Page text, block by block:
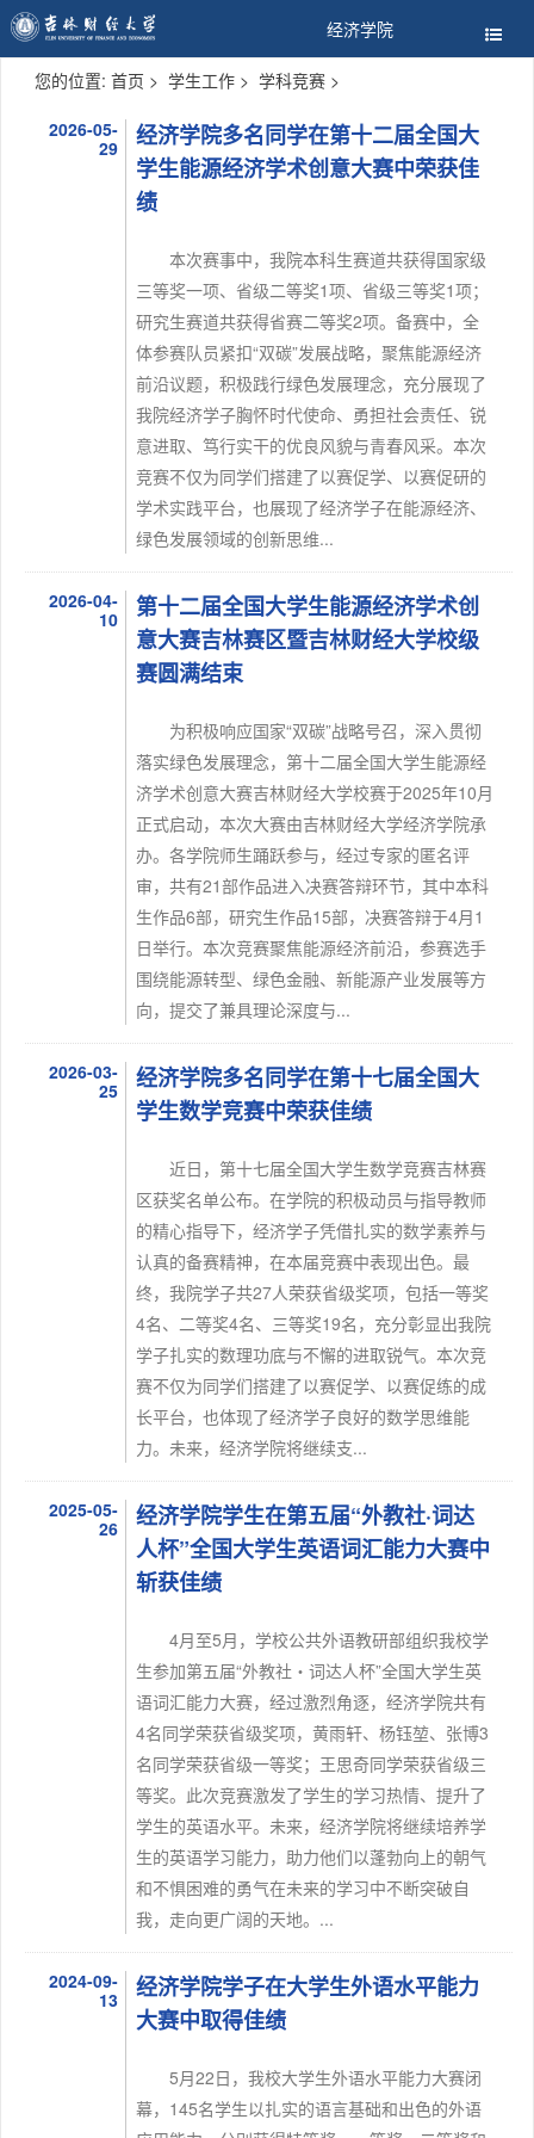
经济学院
您的位置: 首页 > 学生工作 > 学科竞赛 >
2026-05-
29
经济学院多名同学在第十二届全国大
学生能源经济学术创意大赛中荣获佳
绩
本次赛事中，我院本科生赛道共获得国家级
三等奖一项、省级二等奖1项、省级三等奖1项；
研究生赛道共获得省赛二等奖2项。备赛中，全
体参赛队员紧扣“双碳”发展战略，聚焦能源经济
前沿议题，积极践行绿色发展理念，充分展现了
我院经济学子胸怀时代使命、勇担社会责任、锐
意进取、笃行实干的优良风貌与青春风采。本次
竞赛不仅为同学们搭建了以赛促学、以赛促研的
学术实践平台，也展现了经济学子在能源经济、
绿色发展领域的创新思维...
2026-04-
10
第十二届全国大学生能源经济学术创
意大赛吉林赛区暨吉林财经大学校级
赛圆满结束
为积极响应国家“双碳”战略号召，深入贯彻
落实绿色发展理念，第十二届全国大学生能源经
济学术创意大赛吉林财经大学校赛于2025年10月
正式启动，本次大赛由吉林财经大学经济学院承
办。各学院师生踊跃参与，经过专家的匿名评
审，共有21部作品进入决赛答辩环节，其中本科
生作品6部，研究生作品15部，决赛答辩于4月1
日举行。本次竞赛聚焦能源经济前沿，参赛选手
围绕能源转型、绿色金融、新能源产业发展等方
向，提交了兼具理论深度与...
2026-03-
25
经济学院多名同学在第十七届全国大
学生数学竞赛中荣获佳绩
近日，第十七届全国大学生数学竞赛吉林赛
区获奖名单公布。在学院的积极动员与指导教师
的精心指导下，经济学子凭借扎实的数学素养与
认真的备赛精神，在本届竞赛中表现出色。最
终，我院学子共27人荣获省级奖项，包括一等奖
4名、二等奖4名、三等奖19名，充分彰显出我院
学子扎实的数理功底与不懈的进取锐气。本次竞
赛不仅为同学们搭建了以赛促学、以赛促练的成
长平台，也体现了经济学子良好的数学思维能
力。未来，经济学院将继续支...
2025-05-
26
经济学院学生在第五届“外教社·词达
人杯”全国大学生英语词汇能力大赛中
斩获佳绩
4月至5月，学校公共外语教研部组织我校学
生参加第五届“外教社・词达人杯”全国大学生英
语词汇能力大赛，经过激烈角逐，经济学院共有
4名同学荣获省级奖项，黄雨轩、杨钰堃、张博3
名同学荣获省级一等奖；王思奇同学荣获省级三
等奖。此次竞赛激发了学生的学习热情、提升了
学生的英语水平。未来，经济学院将继续培养学
生的英语学习能力，助力他们以蓬勃向上的朝气
和不惧困难的勇气在未来的学习中不断突破自
我，走向更广阔的天地。...
2024-09-
13
经济学院学子在大学生外语水平能力
大赛中取得佳绩
5月22日，我校大学生外语水平能力大赛闭
幕，145名学生以扎实的语言基础和出色的外语